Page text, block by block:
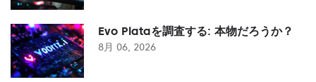
Evo Plataを調査する: 本物だろうか？
8月 06, 2026